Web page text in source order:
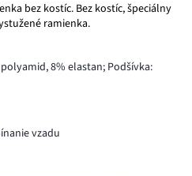
bez kostíc. Bez kostíc, špeciálny
ramienka.
8% elastan; Podšívka:
vzadu